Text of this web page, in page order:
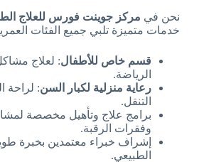
نحن في مركز جوينت فورس للعلاج
خدمات متميزة تلبي جميع الفئات
قسم خاص للأطفال: لعلاج
الرياضة.
رعاية منزلية لكبار السن: لراحة
التنقل.
برامج علاج وتأهيل مخصصة
وفقرات الرقبة.
إشراف خبراء معتمدين بخبرة
الطبيعي.